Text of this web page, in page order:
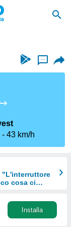
...
43 km/h
"L'interruttore
cosa ci
Installa